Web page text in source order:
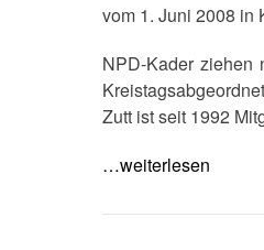
vom 1. Juni 2008 in
NPD-Kader ziehen
Zutt ist seit 1992
…weiterlesen